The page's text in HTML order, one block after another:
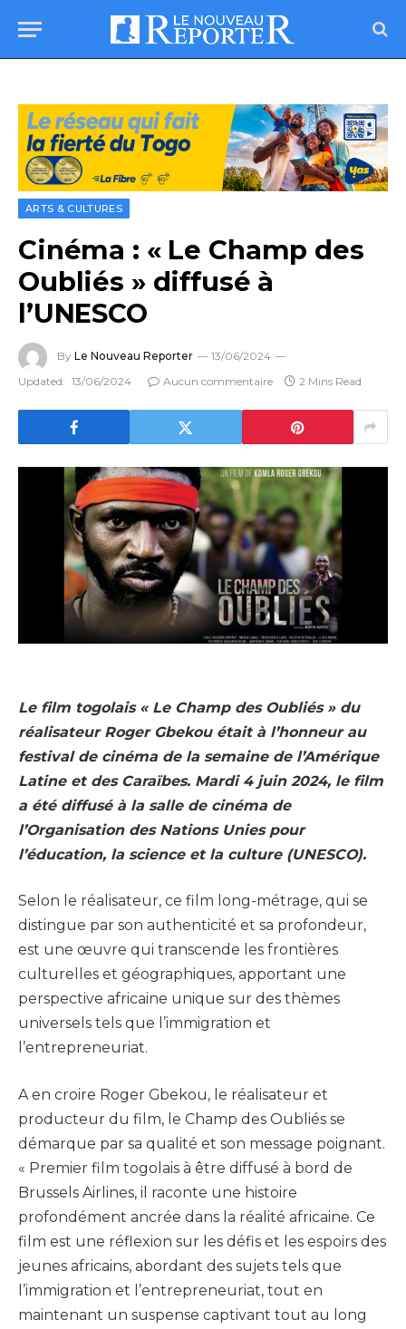
ARTS & CULTURES
Cinéma : « Le Champ des
Oubliés » diffusé à
l’UNESCO
By Le Nouveau Reporter
13/06/2024
Updated: 13/06/2024 Aucun commentaire 2 Mins Read
Le film togolais « Le Champ des Oubliés » du
réalisateur Roger Gbekou était à l’honneur au
festival de cinéma de la semaine de l’Amérique
Latine et des Caraïbes. Mardi 4 juin 2024, le film
a été diffusé à la salle de cinéma de
l’Organisation des Nations Unies pour
l’éducation, la science et la culture (UNESCO).
Selon le réalisateur, ce film long-métrage, qui se
distingue par son authenticité et sa profondeur,
est une œuvre qui transcende les frontières
culturelles et géographiques, apportant une
perspective africaine unique sur des thèmes
universels tels que l’immigration et
l’entrepreneuriat.
A en croire Roger Gbekou, le réalisateur et
producteur du film, le Champ des Oubliés se
démarque par sa qualité et son message poignant.
« Premier film togolais à être diffusé à bord de
Brussels Airlines, il raconte une histoire
profondément ancrée dans la réalité africaine. Ce
film est une réflexion sur les défis et les espoirs des
jeunes africains, abordant des sujets tels que
l’immigration et l’entrepreneuriat, tout en
maintenant un suspense captivant tout au long